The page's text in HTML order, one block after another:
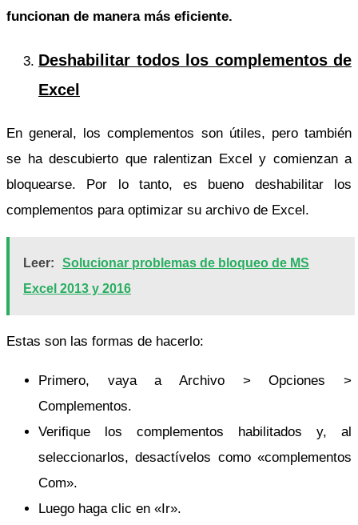
funcionan de manera más eficiente.
Deshabilitar todos los complementos de
Excel
En general, los complementos son útiles, pero también
se ha descubierto que ralentizan Excel y comienzan a
bloquearse. Por lo tanto, es bueno deshabilitar los
complementos para optimizar su archivo de Excel.
Leer:
Solucionar problemas de bloqueo de MS
Excel 2013 y 2016
Estas son las formas de hacerlo:
Primero, vaya a Archivo > Opciones >
Complementos.
Verifique los complementos habilitados y, al
seleccionarlos, desactívelos como «complementos
Com».
Luego haga clic en «Ir».